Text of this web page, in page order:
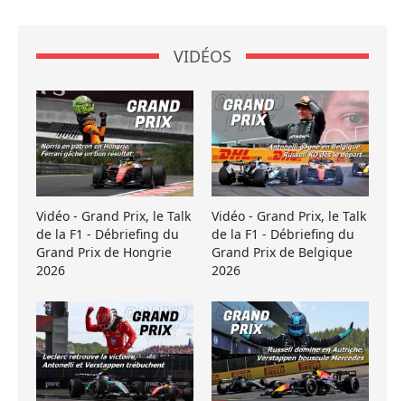
VIDÉOS
Vidéo - Grand Prix, le Talk
de la F1 - Débriefing du
Grand Prix de Hongrie
2026
Vidéo - Grand Prix, le Talk
de la F1 - Débriefing du
Grand Prix de Belgique
2026